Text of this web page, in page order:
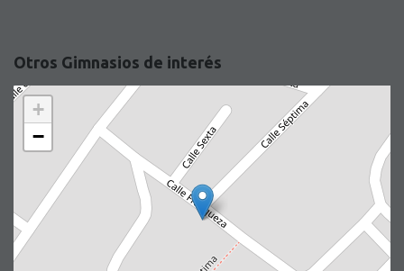
Otros Gimnasios de interés
+
−